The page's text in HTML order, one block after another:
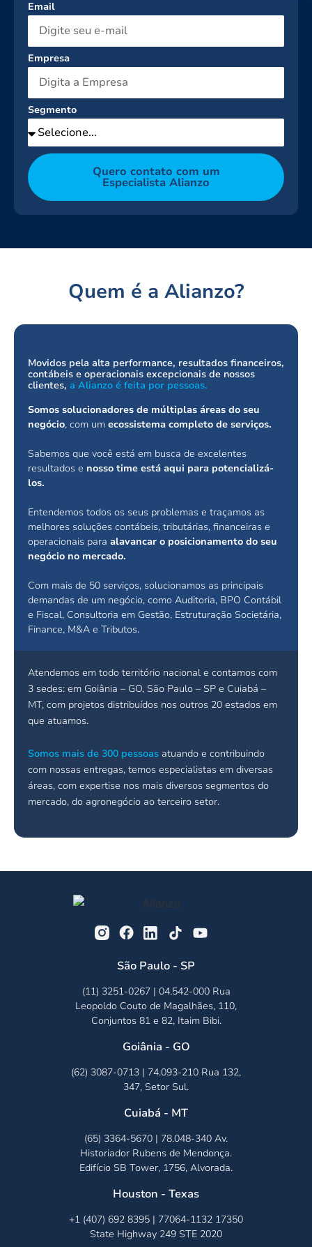
Email
Empresa
Segmento
Quero contato com um
Especialista Alianzo
Quem é a Alianzo?
Movidos pela alta performance, resultados financeiros,
contábeis e operacionais excepcionais de nossos
clientes, a Alianzo é feita por pessoas.
Somos solucionadores de múltiplas áreas do seu
negócio, com um ecossistema completo de serviços.
Sabemos que você está em busca de excelentes
resultados e nosso time está aqui para potencializá-
los.
Entendemos todos os seus problemas e traçamos as
melhores soluções contábeis, tributárias, financeiras e
operacionais para alavancar o posicionamento do seu
negócio no mercado.
Com mais de 50 serviços, solucionamos as principais
demandas de um negócio, como Auditoria, BPO Contábil
e Fiscal, Consultoria em Gestão, Estruturação Societária,
Finance, M&A e Tributos.
Atendemos em todo território nacional e contamos com
3 sedes: em Goiânia – GO, São Paulo – SP e Cuiabá –
MT, com projetos distribuídos nos outros 20 estados em
que atuamos.
Somos mais de 300 pessoas atuando e contribuindo
com nossas entregas, temos especialistas em diversas
áreas, com expertise nos mais diversos segmentos do
mercado, do agronegócio ao terceiro setor.
São Paulo - SP
(11) 3251-0267 | 04.542-000 Rua
Leopoldo Couto de Magalhães, 110,
Conjuntos 81 e 82, Itaim Bibi.
Goiânia - GO
(62) 3087-0713 | 74.093-210 Rua 132,
347, Setor Sul.
Cuiabá - MT
(65) 3364-5670 | 78.048-340 Av.
Historiador Rubens de Mendonça.
Edifício SB Tower, 1756, Alvorada.
Houston - Texas
+1 (407) 692 8395 | 77064-1132 17350
State Highway 249 STE 2020